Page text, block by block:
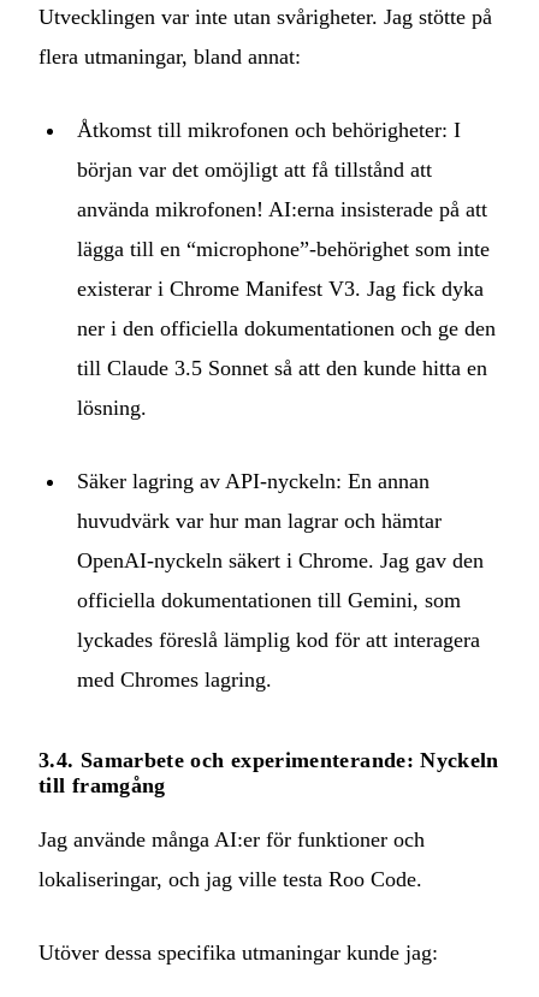
Utvecklingen var inte utan svårigheter. Jag stötte på
flera utmaningar, bland annat:
Åtkomst till mikrofonen och behörigheter: I
början var det omöjligt att få tillstånd att
använda mikrofonen! AI:erna insisterade på att
lägga till en “microphone”-behörighet som inte
existerar i Chrome Manifest V3. Jag fick dyka
ner i den officiella dokumentationen och ge den
till Claude 3.5 Sonnet så att den kunde hitta en
lösning.
Säker lagring av API-nyckeln: En annan
huvudvärk var hur man lagrar och hämtar
OpenAI-nyckeln säkert i Chrome. Jag gav den
officiella dokumentationen till Gemini, som
lyckades föreslå lämplig kod för att interagera
med Chromes lagring.
3.4. Samarbete och experimenterande: Nyckeln
till framgång
Jag använde många AI:er för funktioner och
lokaliseringar, och jag ville testa Roo Code.
Utöver dessa specifika utmaningar kunde jag: